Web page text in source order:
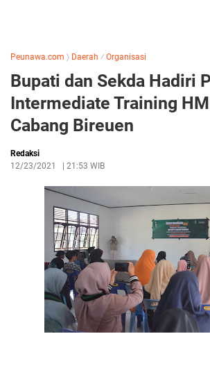
Peunawa.com 〉 Daerah ⁄ Organisasi
Bupati dan Sekda Hadiri
Intermediate Training
Cabang Bireuen
Redaksi
12/23/2021
21:53 WIB